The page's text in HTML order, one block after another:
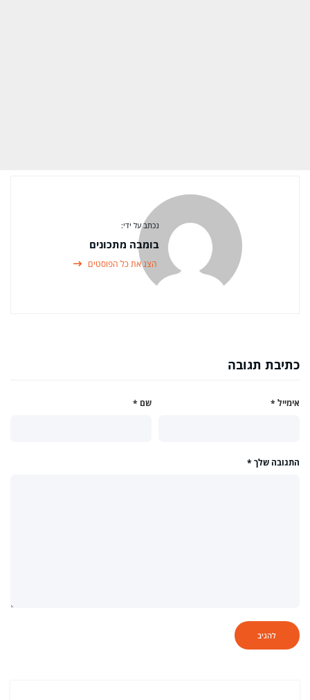
נכתב על ידי:
בומבה מתכונים
הצג את כל הפוסטים
כתיבת תגובה
שם * אימייל *
התגובה שלך *